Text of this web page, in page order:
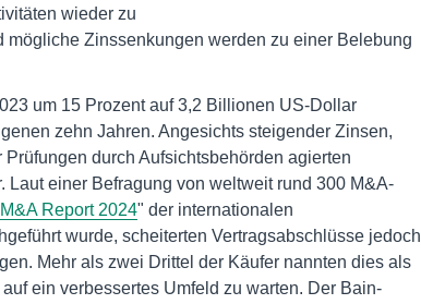
wieder zu
Zinssenkungen werden zu einer Belebung
um 15 Prozent auf 3,2 Billionen US-Dollar
zehn Jahren. Angesichts steigender Zinsen,
durch Aufsichtsbehörden agierten
einer Befragung von weltweit rund 300 M&A-
Report 2024" der internationalen
wurde, scheiterten Vertragsabschlüsse jedoch
Mehr als zwei Drittel der Käufer nannten dies als
ein verbessertes Umfeld zu warten. Der Bain-